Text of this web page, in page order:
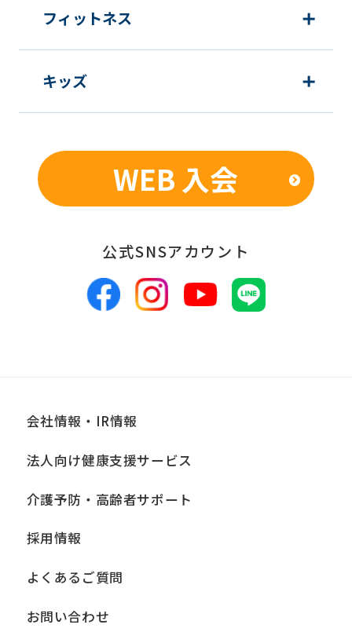
フィットネス
キッズ
WEB 入会
公式SNSアカウント
会社情報・IR情報
法人向け健康支援サービス
介護予防・高齢者サポート
採用情報
よくあるご質問
お問い合わせ